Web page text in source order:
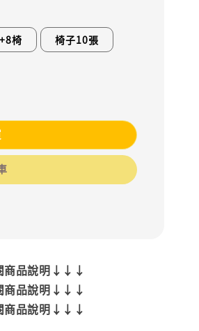
椅 椅子10張
商品說明↓↓↓
商品說明↓↓↓
商品說明↓↓↓